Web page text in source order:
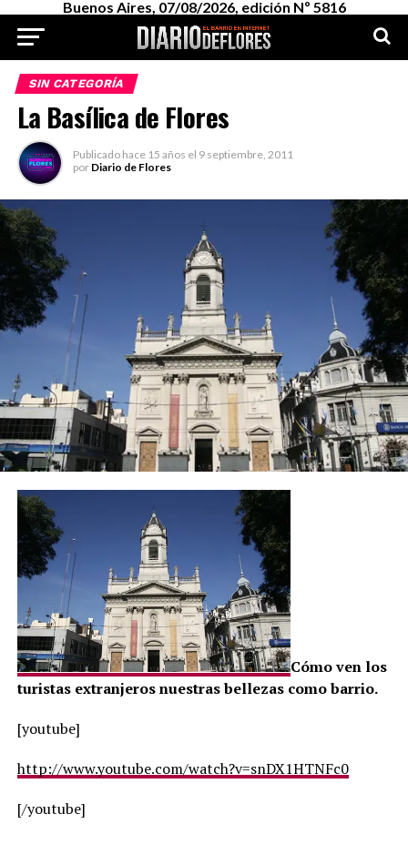
Buenos Aires, 07/08/2026, edición Nº 5816
SIN CATEGORÍA
La Basílica de Flores
Publicado hace 15 años el 9 septiembre, 2011
por Diario de Flores
Cómo ven los
turistas extranjeros nuestras bellezas como barrio.
[youtube]
http://www.youtube.com/watch?v=snDX1HTNFc0
[/youtube]